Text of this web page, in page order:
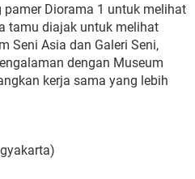
pamer Diorama 1 untuk melihat
tamu diajak untuk melihat
Seni Asia dan Galeri Seni,
dengan Museum
kerja sama yang lebih